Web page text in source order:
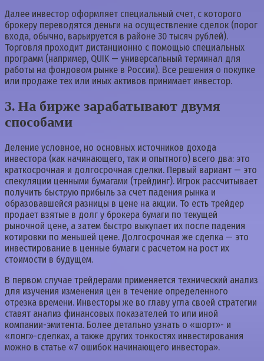
Далее инвестор оформляет специальный счет, с которого
брокеру переводятся деньги на осуществление сделок (порог
входа, обычно, варьируется в районе 30 тысяч рублей).
Торговля проходит дистанционно с помощью специальных
программ (например, QUIK — универсальный терминал для
работы на фондовом рынке в России). Все решения о покупке
или продаже тех или иных активов принимает инвестор.
3. На бирже зарабатывают двумя
способами
Деление условное, но основных источников дохода
инвестора (как начинающего, так и опытного) всего два: это
краткосрочная и долгосрочная сделки. Первый вариант — это
спекуляции ценными бумагами (трейдинг). Игрок рассчитывает
получить быструю прибыль за счет падения рынка и
образовавшейся разницы в цене на акции. То есть трейдер
продает взятые в долг у брокера бумаги по текущей
рыночной цене, а затем быстро выкупает их после падения
котировки по меньшей цене. Долгосрочная же сделка — это
инвестирование в ценные бумаги с расчетом на рост их
стоимости в будущем.
В первом случае трейдерами применяется технический анализ
для изучения изменения цен в течение определенного
отрезка времени. Инвесторы же во главу угла своей стратегии
ставят анализ финансовых показателей то или иной
компании-эмитента. Более детально узнать о «шорт»- и
«лонг»-сделках, а также других тонкостях инвестирования
можно в статье «7 ошибок начинающего инвестора».